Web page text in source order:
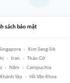
sách bảo mật
Kim Sang-Sik
Iran
Tháo Gỡ
Năm
Campuchia
Khánh Sky Hồ Văn Khoa